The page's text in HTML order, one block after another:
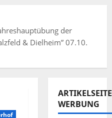
der
& Dielheim” 07.10.
ARTIKELSEITE
WERBUNG